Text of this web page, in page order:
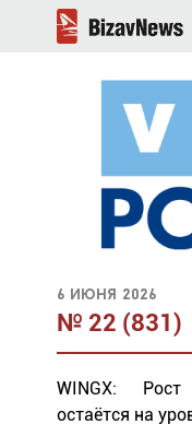
6 июня 2026
№ 22 (831)
WINGX:
остаётся на